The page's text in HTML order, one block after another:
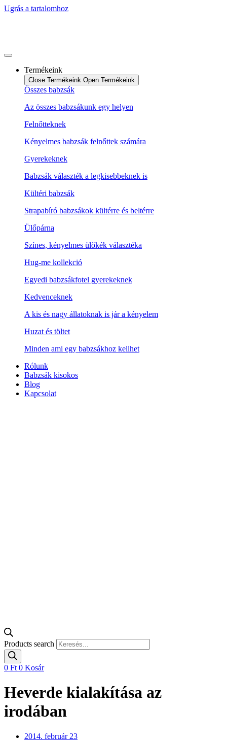
Ugrás a tartalomhoz
Termékeink
Close Termékeink Open Termékeink
Összes babzsák
Az összes babzsákunk egy helyen
Felnőtteknek
Kényelmes babzsák felnőttek számára
Gyerekeknek
Babzsák választék a legkisebbeknek is
Kültéri babzsák
Strapabíró babzsákok kültérre és beltérre
Ülőpárna
Színes, kényelmes ülőkék választéka
Hug-me kollekció
Egyedi babzsákfotel gyerekeknek
Kedvenceknek
A kis és nagy állatoknak is jár a kényelem
Huzat és töltet
Minden ami egy babzsákhoz kellhet
Rólunk
Babzsák kisokos
Blog
Kapcsolat
Products search
0 Ft 0 Kosár
Heverde kialakítása az
irodában
2014. február 23